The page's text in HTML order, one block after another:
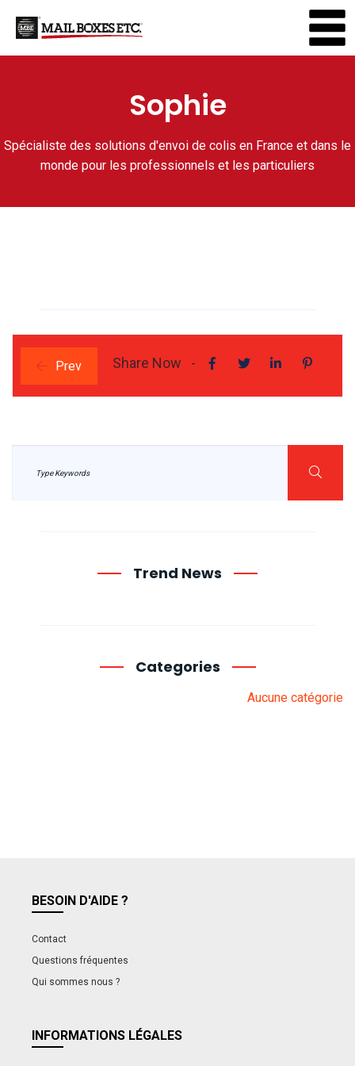
Sophie
Spécialiste des solutions d'envoi de colis en France et dans le
monde pour les professionnels et les particuliers
Prev Share Now -
Trend News
Categories
Aucune catégorie
BESOIN D'AIDE ?
Contact
Questions fréquentes
Qui sommes nous ?
INFORMATIONS LÉGALES